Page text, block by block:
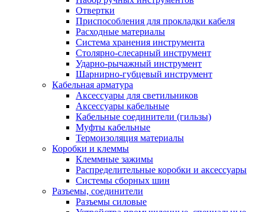
Отвертки
Приспособления для прокладки кабеля
Расходные материалы
Система хранения инструмента
Столярно-слесарный инструмент
Ударно-рычажный инструмент
Шарнирно-губцевый инструмент
Кабельная арматура
Аксессуары для светильников
Аксессуары кабельные
Кабельные соединители (гильзы)
Муфты кабельные
Термоизоляция материалы
Коробки и клеммы
Клеммные зажимы
Распределительные коробки и аксессуары
Системы сборных шин
Разъемы, соединители
Разъемы силовые